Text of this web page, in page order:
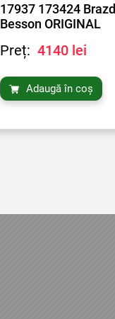
17937 173424
Besson ORIGINAL
Preț: 4140 lei
Adaugă în coș